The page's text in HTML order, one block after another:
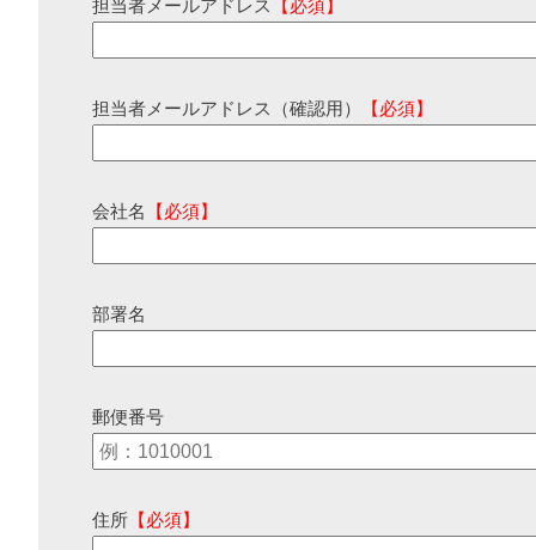
担当者メールアドレス 【必須】
担当者メールアドレス（確認用） 【必須】
会社名 【必須】
部署名
郵便番号
住所 【必須】